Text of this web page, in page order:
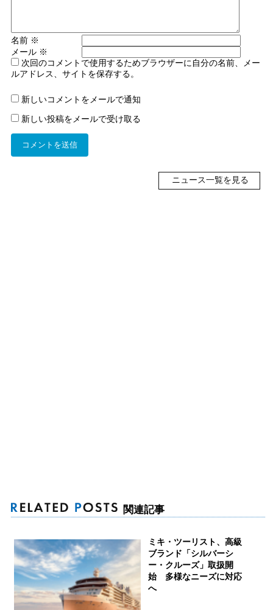
名前 ※
メール ※
次回のコメントで使用するためブラウザーに自分の名前、メー
ルアドレス、サイトを保存する。
新しいコメントをメールで通知
新しい投稿をメールで受け取る
ニュース一覧を見る
関連記事
ミキ・ツーリスト、高級
ブランド「シルバーシ
ー・クルーズ」取扱開
始 多様なニーズに対応
へ